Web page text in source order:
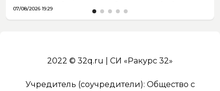
07/08/2026 19:29
2022 © 32q.ru | СИ «Ракурс 32»
Учредитель (соучредители): Общество с